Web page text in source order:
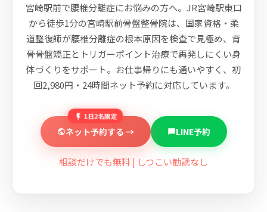
宮崎駅前で腰椎分離症にお悩みの方へ。JR宮崎駅東口
から徒歩1分の宮崎駅前骨盤整骨院は、国家資格・柔
道整復師が腰椎分離症の根本原因を検査で見極め、背
骨骨盤矯正とトリガーポイント治療で再発しにくい身
体づくりをサポート。お仕事帰りにも通いやすく、初
回2,980円・24時間ネット予約に対応しています。
1日2名限定
ネット予約する → LINE予約
相談だけでも無料 | しつこい勧誘なし